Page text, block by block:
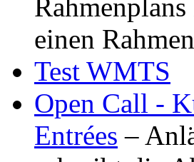
einen
Test WMTS
Open Call -
Entrées –